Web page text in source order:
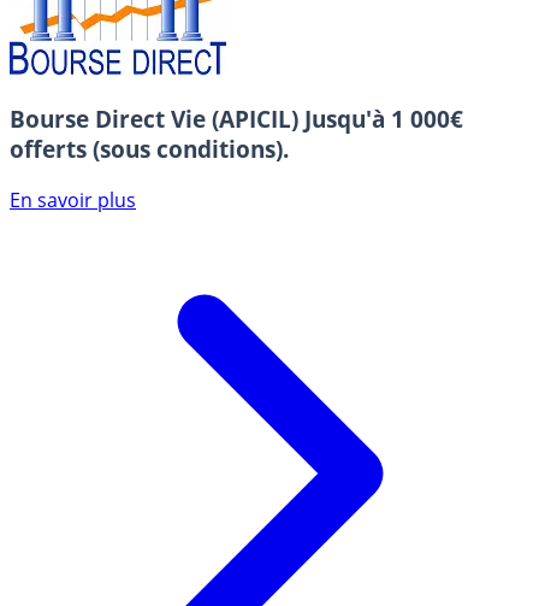
Bourse Direct Vie (APICIL) Jusqu'à 1 000€
offerts (sous conditions).
En savoir plus